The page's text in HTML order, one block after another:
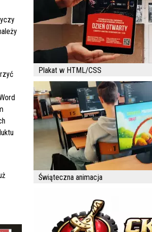
Plakat w HTML/CSS
Świąteczna animacja